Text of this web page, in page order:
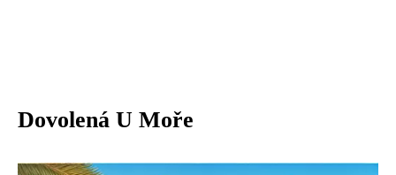
Dovolená U Moře